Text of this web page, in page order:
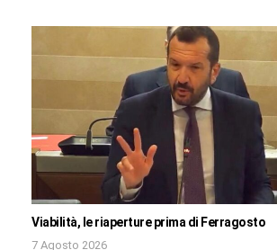
Viabilità, le riaperture prima di Ferragosto
7 Agosto 2026